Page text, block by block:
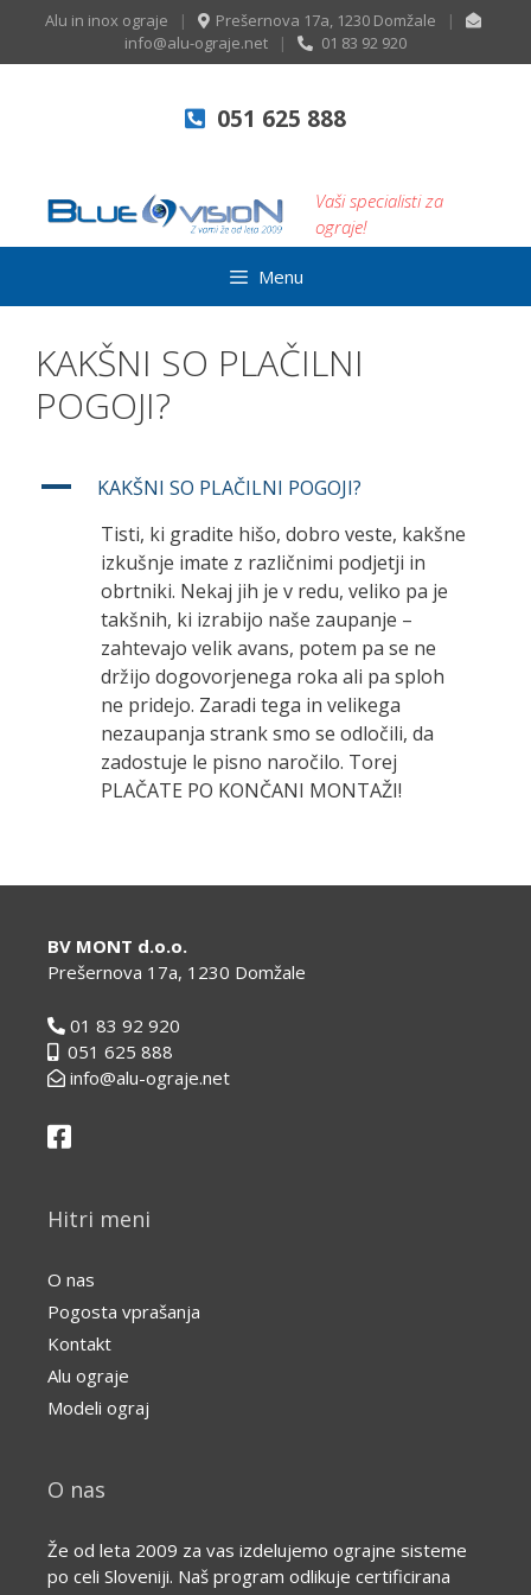
content
Alu in inox ograje | Prešernova 17a, 1230 Domžale
|
info@alu-ograje.net
| 01 83 92 920
051 625 888
Vaši specialisti za
ograje!
Menu
KAKŠNI SO PLAČILNI
POGOJI?
A
KAKŠNI SO PLAČILNI POGOJI?
Tisti, ki gradite hišo, dobro veste, kakšne
izkušnje imate z različnimi podjetji in
obrtniki. Nekaj jih je v redu, veliko pa je
takšnih, ki izrabijo naše zaupanje –
zahtevajo velik avans, potem pa se ne
držijo dogovorjenega roka ali pa sploh
ne pridejo. Zaradi tega in velikega
nezaupanja strank smo se odločili, da
zadostuje le pisno naročilo. Torej
PLAČATE PO KONČANI MONTAŽI!
BV MONT d.o.o.
Prešernova 17a, 1230 Domžale
01 83 92 920
051 625 888
info@alu-ograje.net
Hitri meni
O nas
Pogosta vprašanja
Kontakt
Alu ograje
Modeli ograj
O nas
Že od leta 2009 za vas izdelujemo ograjne sisteme
po celi Sloveniji. Naš program odlikuje certificirana